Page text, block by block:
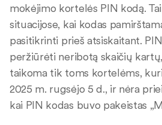
mokėjimo kortelės PIN kodą.
situacijose, kai kodas
pasitikrinti prieš atsiskaitant.
peržiūrėti neribotą skaičių
taikoma tik toms kortelėms,
2025 m. rugsėjo 5 d., ir nėra
kai PIN kodas buvo pakeistas